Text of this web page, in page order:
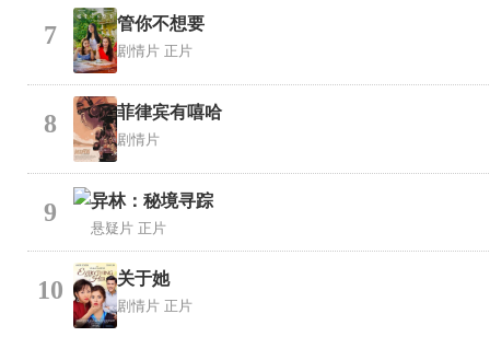
7 管你不想要
剧情片 正片
8 菲律宾有嘻哈
剧情片
9 异林：秘境寻踪
悬疑片 正片
10 关于她
剧情片 正片